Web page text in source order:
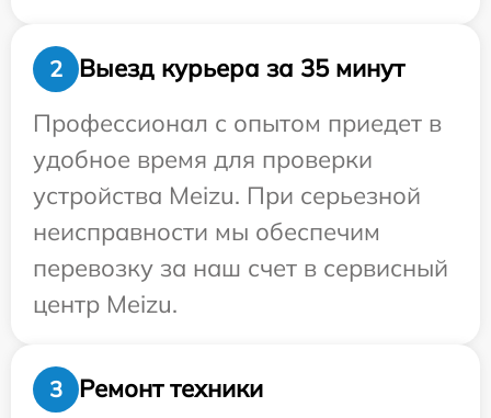
2
Выезд курьера за 35 минут
Профессионал с опытом приедет в
удобное время для проверки
устройства Meizu. При серьезной
неисправности мы обеспечим
перевозку за наш счет в сервисный
центр Meizu.
3 Ремонт техники